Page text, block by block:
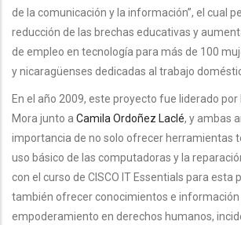
de la comunicación y la información”, el cual
reducción de las brechas educativas y
de empleo en tecnología para más de 100
y nicaragüenses dedicadas al trabajo
En el año 2009, este proyecto fue liderado
Mora junto a Camila Ordoñez Laclé, y ambas
importancia de no solo ofrecer herramientas
uso básico de las computadoras y la
con el curso de CISCO IT Essentials para esta
también ofrecer conocimientos e información
empoderamiento en derechos humanos,